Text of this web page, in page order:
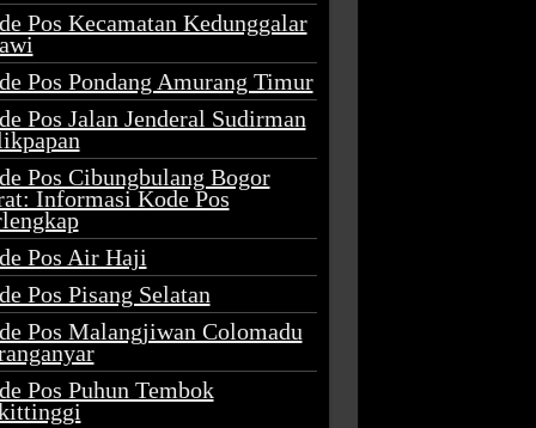
Pos Kecamatan Kedunggalar
Pos Pondang Amurang Timur
Pos Jalan Jenderal Sudirman
Pos Cibungbulang Bogor
Informasi Kode Pos
Pos Air Haji
Pos Pisang Selatan
Pos Malangjiwan Colomadu
Pos Puhun Tembok